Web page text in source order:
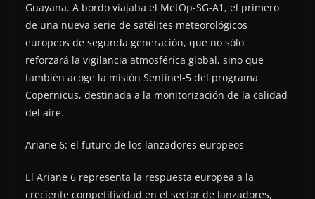
Guayana. A bordo viajaba el MetOp-SG-A1, el primero
de una nueva serie de satélites meteorológicos
europeos de segunda generación, que no sólo
reforzará la vigilancia atmosférica global, sino que
también acoge la misión Sentinel-5 del programa
Copernicus, destinada a la monitorización de la calidad
del aire.
Ariane 6: el futuro de los lanzadores europeos
El Ariane 6 representa la respuesta europea a la
creciente competitividad en el sector de lanzadores,